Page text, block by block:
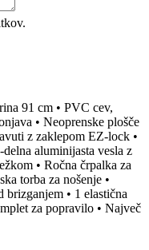
91 cm • PVC cev,
• Neoprenske plošče
z zaklepom EZ-lock •
aluminijasta vesla z
• Ročna črpalka za
torba za nošenje •
brizganjem • 1 elastična
za popravilo • Največ